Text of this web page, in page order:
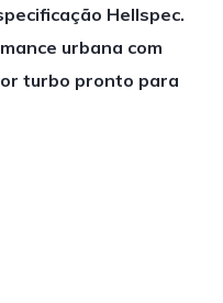
Hellspec.
urbana com
turbo pronto para